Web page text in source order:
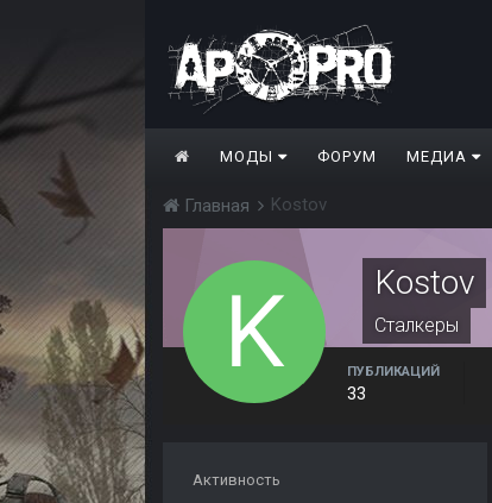
МОДЫ ФОРУМ МЕДИА
Главная Kostov
Kostov
Сталкеры
ПУБЛИКАЦИЙ
33
Активность